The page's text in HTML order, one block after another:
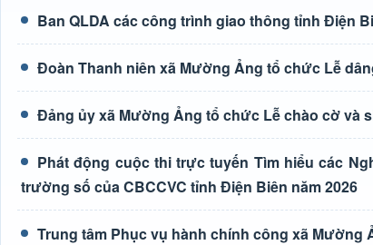
Ban QLDA các công trình giao thông tỉnh Điện
Đoàn Thanh niên xã Mường Ảng tổ chức Lễ
Đảng ủy xã Mường Ảng tổ chức Lễ chào cờ và
Phát động cuộc thi trực tuyến Tìm hiểu các
trường số của CBCCVC tỉnh Điện Biên năm 2026
Trung tâm Phục vụ hành chính công xã Mường